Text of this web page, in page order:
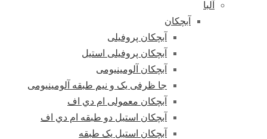
آلبا
آبچکان
آبچکان پروفیلی
آبچکان پروفیلی استیل
آبچکان آلومینیومی
جا ظرفی یک و نیم طبقه آلومینیومی
آبچکان معمولی ام دي اف
آبچکان استیل دو طبقه ام دي اف
آبچکان استیل یک طبقه